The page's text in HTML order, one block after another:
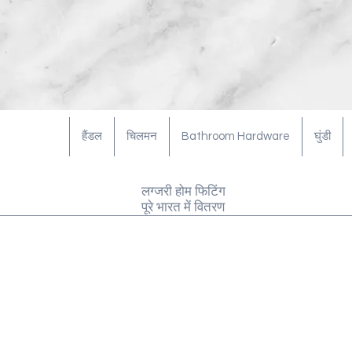
हैंडल चिलमन Bathroom Hardware घुंडी
लग्जरी होम फिटिंग
पूरे भारत में वितरण